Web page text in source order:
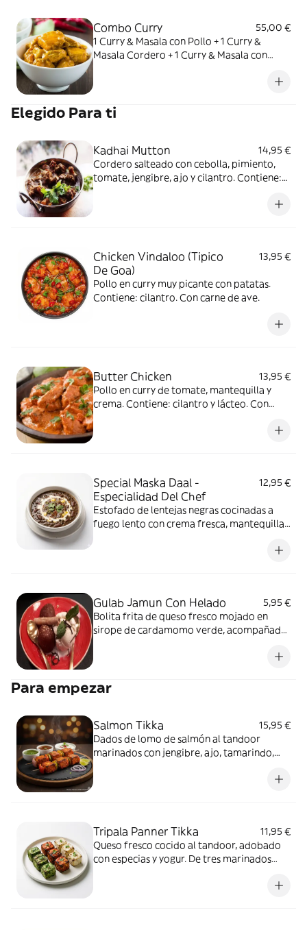
Combo Curry
55,00 €
1 Curry & Masala con Pollo + 1 Curry &
Masala Cordero + 1 Curry & Masala con
Elegido Para ti
Kadhai Mutton
14,95 €
Cordero salteado con cebolla, pimiento,
tomate, jengibre, ajo y cilantro. Contiene:
Chicken Vindaloo (Tipico
De Goa)
13,95 €
Pollo en curry muy picante con patatas.
Contiene: cilantro. Con carne de ave.
Butter Chicken
13,95 €
Pollo en curry de tomate, mantequilla y
crema. Contiene: cilantro y lácteo. Con
Special Maska Daal -
Especialidad Del Chef
12,95 €
Estofado de lentejas negras cocinadas a
fuego lento con crema fresca, mantequilla,
Gulab Jamun Con Helado
5,95 €
Bolita frita de queso fresco mojado en
sirope de cardamomo verde, acompañado
Para empezar
Salmon Tikka
15,95 €
Dados de lomo de salmón al tandoor
marinados con jengibre, ajo, tamarindo,
Tripala Panner Tikka
11,95 €
Queso fresco cocido al tandoor, adobado
con especias y yogur. De tres marinados